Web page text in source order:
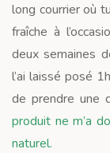
long courrier où
fraîche à
deux semaines
l’ai laissé posé
de prendre une
produit ne m’a
naturel.